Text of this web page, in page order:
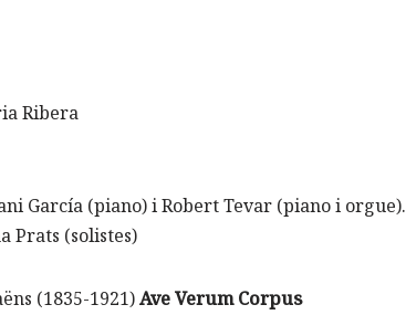
Ribera
García (piano) i Robert Tevar (piano i orgue).
Prats (solistes)
(1835-1921)Ave Verum Corpus